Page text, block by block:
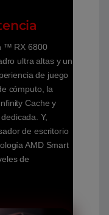
™ RX 6800
ultra altas y un
de juego
cómputo, la
Cache y
Y,
de escritorio
AMD Smart
de